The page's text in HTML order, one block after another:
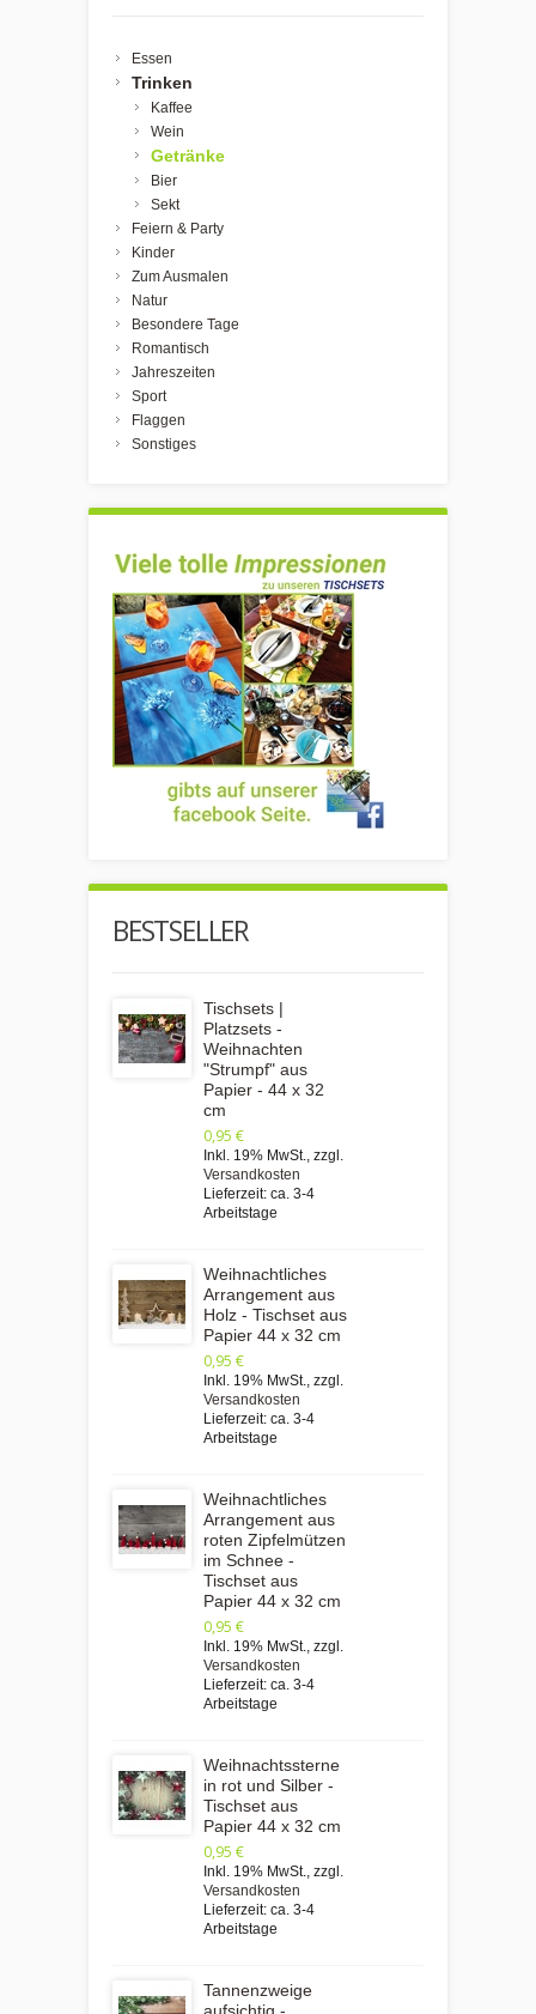
Essen
Trinken
Kaffee
Wein
Getränke
Bier
Sekt
Feiern & Party
Kinder
Zum Ausmalen
Natur
Besondere Tage
Romantisch
Jahreszeiten
Sport
Flaggen
Sonstiges
BESTSELLER
Tischsets |
Platzsets -
Weihnachten
"Strumpf" aus
Papier - 44 x 32
cm
0,95 €
Inkl. 19% MwSt. zzgl.
Versandkosten
Lieferzeit: ca. 3-4
Arbeitstage
Weihnachtliches
Arrangement aus
Holz - Tischset aus
Papier 44 x 32 cm
0,95 €
Inkl. 19% MwSt. zzgl.
Versandkosten
Lieferzeit: ca. 3-4
Arbeitstage
Weihnachtliches
Arrangement aus
roten Zipfelmützen
im Schnee -
Tischset aus
Papier 44 x 32 cm
0,95 €
Inkl. 19% MwSt. zzgl.
Versandkosten
Lieferzeit: ca. 3-4
Arbeitstage
Weihnachtssterne
in rot und Silber -
Tischset aus
Papier 44 x 32 cm
0,95 €
Inkl. 19% MwSt. zzgl.
Versandkosten
Lieferzeit: ca. 3-4
Arbeitstage
Tannenzweige
aufsichtig -